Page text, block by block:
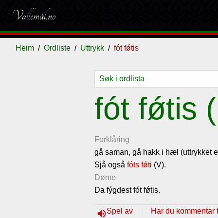
Vallemål.no
Heim Ordliste Uttrykk fót fǿtis
fót fǿtis
Forklåring
gå saman, gå hakk i hæl (uttrykket
Sjå også fóts fǿti (V).
Døme
Da fýgdest fót fǿtis.
volume_upSpel av Har du kommentar